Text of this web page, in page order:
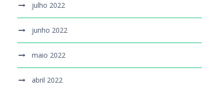
julho 2022
junho 2022
maio 2022
abril 2022